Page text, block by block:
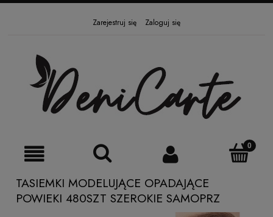
Zarejestruj się Zaloguj się
TASIEMKI MODELUJĄCE OPADAJĄCE
POWIEKI 480SZT SZEROKIE SAMOPRZ